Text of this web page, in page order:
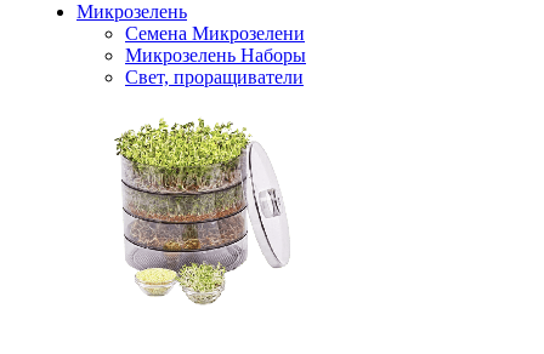
Микрозелень
Семена Микрозелени
Микрозелень Наборы
Свет, проращиватели